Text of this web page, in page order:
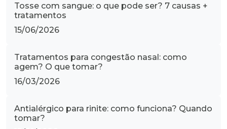
Tosse com sangue: o que pode ser? 7 causas +
tratamentos
15/06/2026
Tratamentos para congestão nasal: como
agem? O que tomar?
16/03/2026
Antialérgico para rinite: como funciona? Quando
tomar?